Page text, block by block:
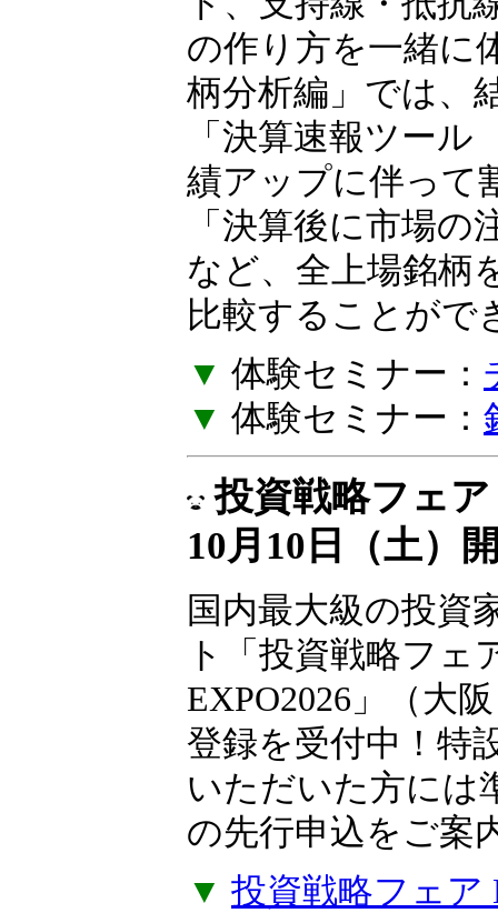
の作り方を一緒に
柄分析編」では、
「決算速報ツー
績アップに伴って
「決算後に市場
など、全上場銘柄
比較することがで
▼ 体験セミナー：
▼ 体験セミナー：
投資戦略フェ
10月10日（土）
国内最大級の投資
ト「投資戦略フェ
EXPO2026」（大
登録を受付中！特
いただいた方には
の先行申込をご案
▼ 投資戦略フェア